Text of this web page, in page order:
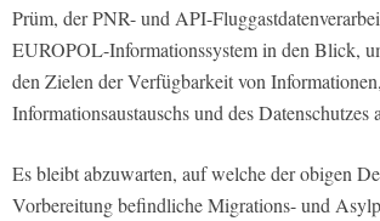
Prüm, der PNR- und API-
EUROPOL-Informationssystem in den Blick,
den Zielen der Verfügbarkeit von
Informationsaustauschs und des Datenschutzes
Es bleibt abzuwarten, auf welche der obigen
Vorbereitung befindliche Migrations- und